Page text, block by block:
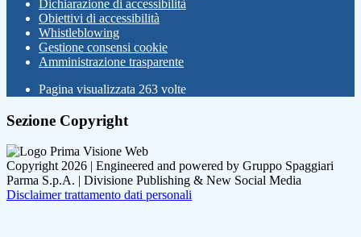
Dichiarazione di accessibilità
Obiettivi di accessibilità
Whistleblowing
Gestione consensi cookie
Amministrazione trasparente
Pagina visualizzata 263 volte
Sezione Copyright
Copyright 2026 | Engineered and powered by Gruppo Spaggiari
Parma S.p.A. | Divisione Publishing & New Social Media
Disclaimer trattamento dati personali